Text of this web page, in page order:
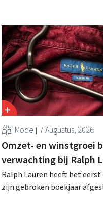
Mode 7 Augustus, 2026
Omzet- en winstgroei
verwachting bij Ralph
Ralph Lauren heeft het
zijn gebroken boekjaar